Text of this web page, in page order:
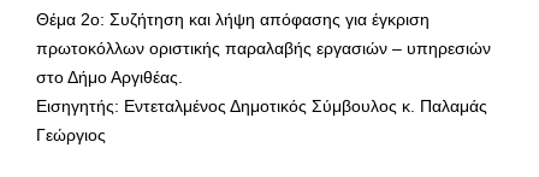
Θέμα 2ο: Συζήτηση και λήψη απόφασης για έγκριση
πρωτοκόλλων οριστικής παραλαβής εργασιών – υπηρεσιών
στο Δήμο Αργιθέας.
Εισηγητής: Εντεταλμένος Δημοτικός Σύμβουλος κ. Παλαμάς
Γεώργιος